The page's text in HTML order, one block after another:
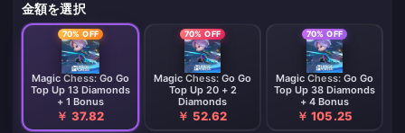
金額を選択
70% OFF
Magic Chess: Go Go
Top Up 13 Diamonds
+ 1 Bonus
￥ 37.82
70% OFF
Magic Chess: Go Go
Top Up 20 + 2
Diamonds
￥ 52.62
70% OFF
Magic Chess: Go Go
Top Up 38 Diamonds
+ 4 Bonus
￥ 105.25